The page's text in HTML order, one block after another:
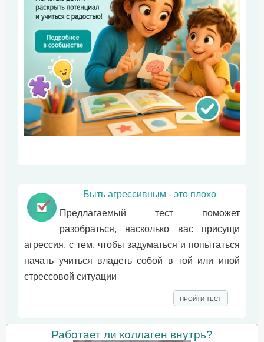
Быть агрессивным - это плохо
Предлагаемый тест поможет
разобраться, насколько вас присущи
агрессия, с тем, чтобы задуматься и попытаться
начать учиться владеть собой в той или иной
стрессовой ситуации
ПРОЙТИ ТЕСТ
Работает ли коллаген внутрь?